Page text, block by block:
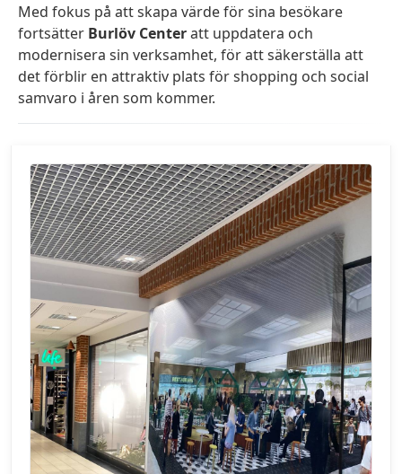
Med fokus på att skapa värde för sina besökare
fortsätter Burlöv Centeratt uppdatera och
modernisera sin verksamhet, för att säkerställa att
det förblir en attraktiv plats för shopping och social
samvaro i åren som kommer.